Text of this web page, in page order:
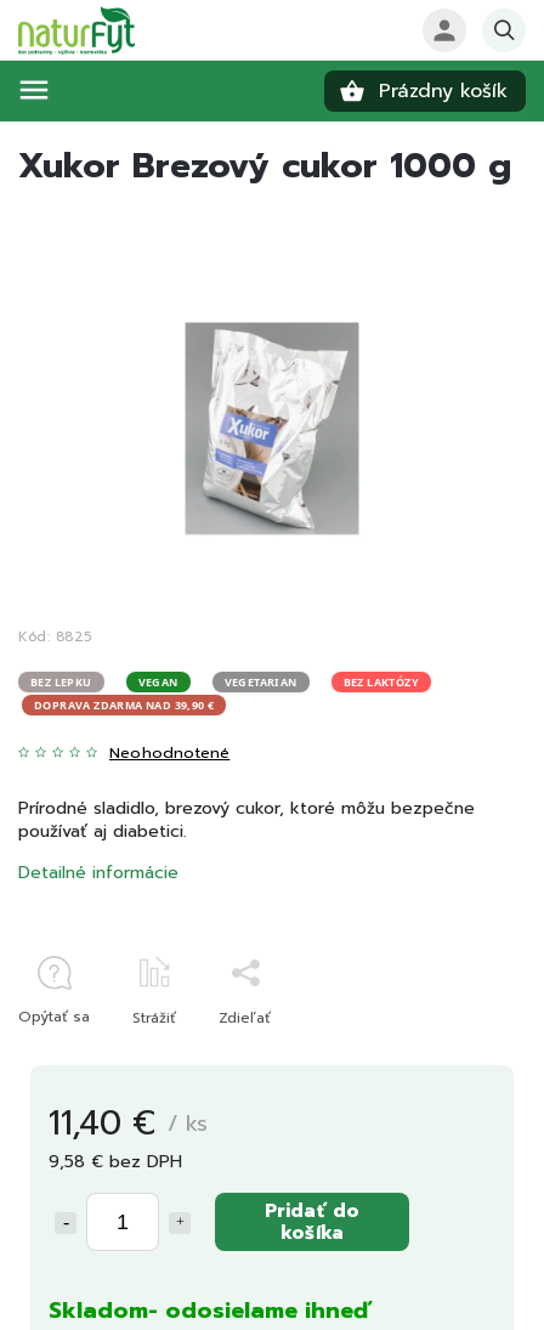
Prázdny košík
Xukor Brezový cukor 1000 g
Kód: 8825
BEZ LEPKU VEGAN VEGETARIAN
BEZ LAKTÓZY
DOPRAVA ZDARMA NAD 39,90 €
Neohodnotené
11,40 € / ks
9,58 € bez DPH
Pridať do
košíka
Skladom- odosielame ihneď
Prírodné sladidlo, brezový cukor, ktoré môžu bezpečne
používať aj diabetici.
Detailné informácie
Opýtať sa Strážiť Zdieľať